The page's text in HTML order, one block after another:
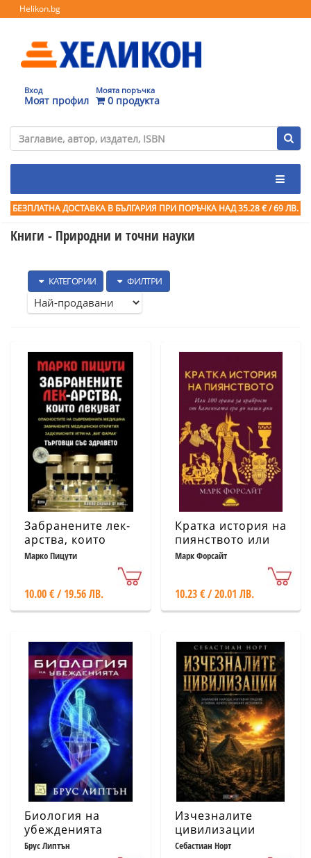
Helikon.bg
Вход
Моят профил
Моята поръчка
0 продукта
БЕЗПЛАТНА ДОСТАВКА В БЪЛГАРИЯ ПРИ ПОРЪЧКА НАД 35.28 € / 69 ЛВ.
Книги - Природни и точни науки
КАТЕГОРИИ ФИЛТРИ
Забранените лек-
арства, които
лекуват
Марко Пицути
10.00 € / 19.56 ЛВ.
Кратка история на
пиянството или
100 грама за
каменната ера до
наши дни
Марк Форсайт
10.23 € / 20.01 ЛВ.
Биология на
убежденията
Брус Липтън
Изчезналите
цивилизации
Себастиан Норт